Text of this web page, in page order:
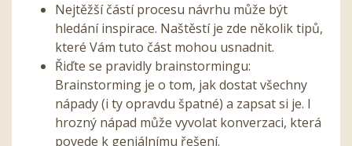
Nejtěžší částí procesu návrhu může být
hledání inspirace. Naštěstí je zde několik tipů,
které Vám tuto část mohou usnadnit.
Řiďte se pravidly brainstormingu:
Brainstorming je o tom, jak dostat všechny
nápady (i ty opravdu špatné) a zapsat si je. I
hrozný nápad může vyvolat konverzaci, která
povede k geniálnímu řešení.